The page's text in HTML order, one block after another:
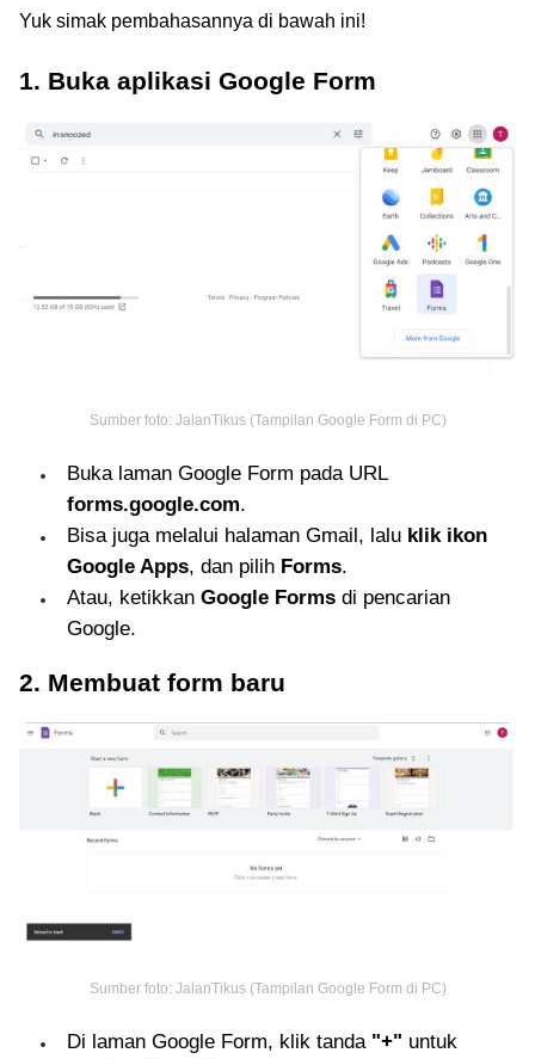
Yuk simak pembahasannya di bawah ini!
1. Buka aplikasi Google Form
Sumber foto: JalanTikus (Tampilan Google Form di PC)
Buka laman Google Form pada URL
forms.google.com.
Bisa juga melalui halaman Gmail, lalu klik ikon
Google Apps, dan pilih Forms.
Atau, ketikkan Google Forms di pencarian
Google.
2. Membuat form baru
Sumber foto: JalanTikus (Tampilan Google Form di PC)
Di laman Google Form, klik tanda "+" untuk